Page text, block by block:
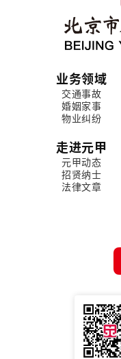
业务领域
交通事故
婚姻家事
物业纠纷
走进元甲
元甲动态
招贤纳士
法律文章